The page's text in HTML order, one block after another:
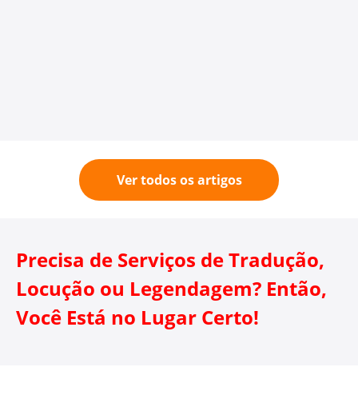
Ver todos os artigos
Precisa de Serviços de Tradução,
Locução ou Legendagem? Então,
Você Está no Lugar Certo!